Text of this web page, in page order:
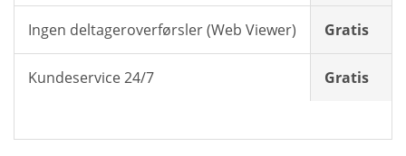
Ingen deltageroverførsler (Web Viewer) Gratis
Kundeservice 24/7 Gratis